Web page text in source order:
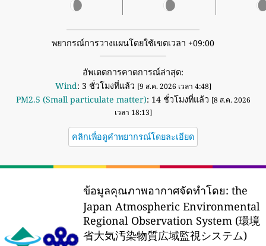
พยากรณ์การวางแผนโดยใช้เขตเวลา +09:00
อัพเดตการคาดการณ์ล่าสุด:
Wind: 3 ชั่วโมงที่แล้ว [9 ส.ค. 2026 เวลา 4:48]
PM2.5 (Small particulate matter): 14 ชั่วโมงที่แล้ว [8 ส.ค. 2026
เวลา 18:13]
คลิกเพื่อดูคำพยากรณ์โดยละเอียด
ข้อมูลคุณภาพอากาศจัดทำโดย: the
Japan Atmospheric Environmental
Regional Observation System (環境
省大気汚染物質広域監視システム)